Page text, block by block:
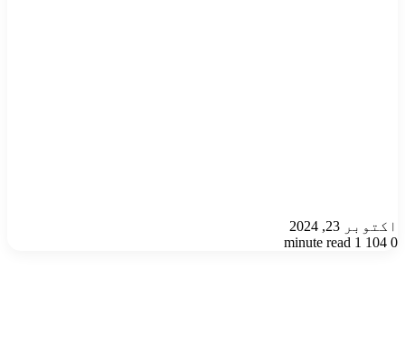
اکتوبر 23, 2024
0
1 minute read